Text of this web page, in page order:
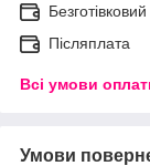
Післяплата
Всі умови
Умови